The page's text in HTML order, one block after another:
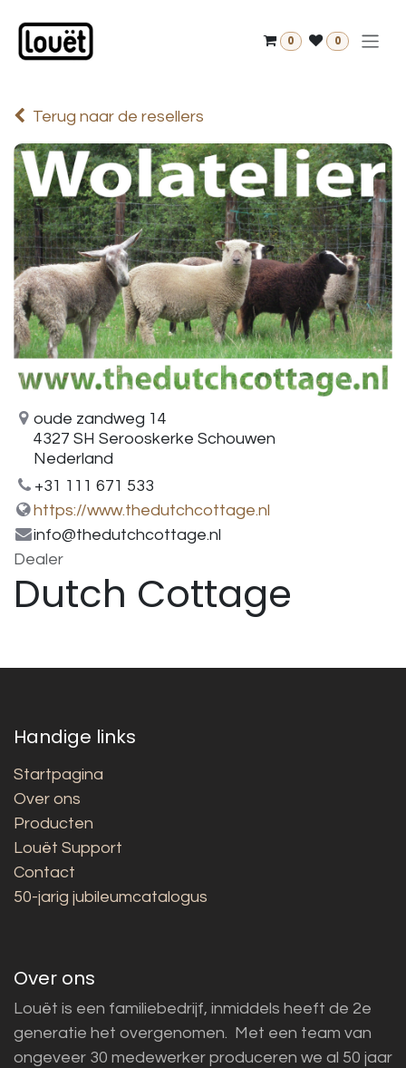
0 0
Terug naar de resellers
oude zandweg 14
4327 SH Serooskerke Schouwen
Nederland
+31 111 671 533
https://www.thedutchcottage.nl
info@thedutchcottage.nl
Dealer
Dutch Cottage
Handige links
Startpagina
Over ons
Producten
Louët Support
Contact
50-jarig jubileumcatalogus
Over ons
Louët is een familiebedrijf, inmiddels heeft de 2e
generatie het overgenomen. Met een team van
ongeveer 30 medewerker produceren we al 50 jaar